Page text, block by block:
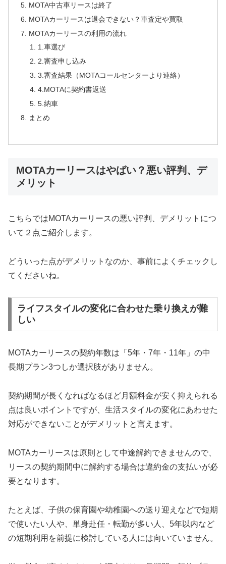
MOTA中古車リースは終了
MOTAカーリースは退会できない？車査定や買取
MOTAカーリースの利用の流れ
1.車選び
2.審査申し込み
3.審査結果（MOTAコールセンターより連絡）
4.MOTAに契約書返送
5.納車
まとめ
MOTAカーリースはやばい？悪い評判、デ
メリット
こちらではMOTAカーリースの悪い評判、デメリットにつ
いて２点ご紹介します。
どういった点がデメリットなのか、事前によくチェックし
てくださいね。
ライフスタイルの変化に合わせた乗り換えが難
しい
MOTAカーリースの契約年数は「5年・7年・11年」の中
長期プラン3つしか選択肢がありません。
契約期間が長くなればなるほど月額料金が安く抑えられる
点は良いポイントですが、生活スタイルの変化にあわせた
対応ができないことがデメリットと言えます。
MOTAカーリースは原則として中途解約できませんので、
リースの契約期間中に解約する場合は違約金の支払いが必
要となります。
たとえば、子供の保育園や幼稚園への送り迎えなどで短期
で使いたい人や、単身赴任・転勤が多い人、5年以内など
の短期利用を前提に検討している人には向いていません。